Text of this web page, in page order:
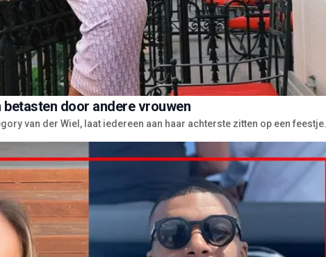
door andere vrouwen
van der Wiel, laat iedereen aan haar achterste zitten op een feestje.